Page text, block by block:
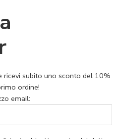
subito uno sconto del 10%
ordine!
email: